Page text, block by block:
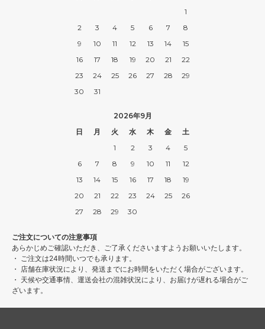
1
2
3 4 5 6 7
8
9
10 11 12 13 14
15
16
17 18 19 20 21
22
23
24 25 26 27 28
29
30
31
2026年9月
日
月 火 水 木 金
土
1
2 3 4
5
6
7 8 9 10 11
12
13
14 15 16 17 18
19
20
21 22 23 24 25
26
27
28 29 30
ご注文についての注意事項
あらかじめご確認いただき、ご了承くださいますようお願いいたします。
・ ご注文は24時間いつでも承ります。
・ 店舗在庫状況により、発送までにお時間をいただく場合がございます。
・ 天候や交通事情、運送会社の混雑状況により、お届けが遅れる場合がご
ざいます。